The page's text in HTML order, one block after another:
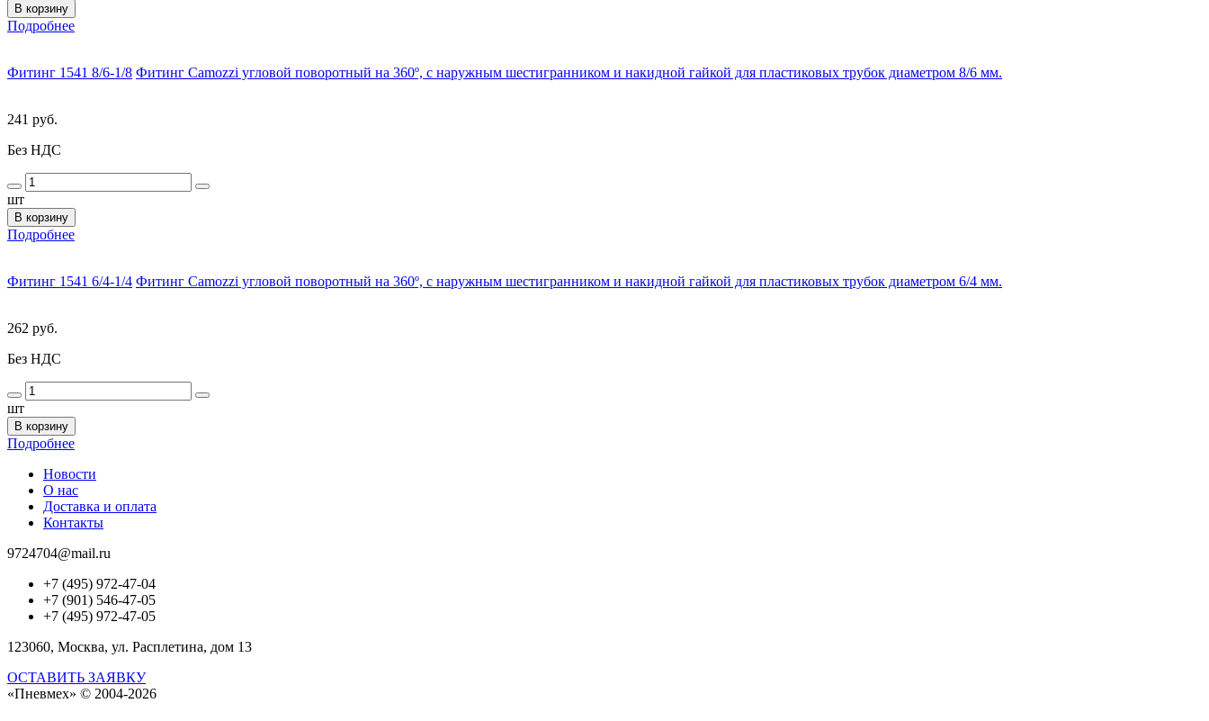
В корзину
Подробнее
Фитинг 1541 8/6-1/8 Фитинг Camozzi угловой поворотный на 360º, с наружным шестигранником и накидной гайкой для пластиковых трубок диаметром 8/6 мм.
241 руб.
Без НДС
шт
В корзину
Подробнее
Фитинг 1541 6/4-1/4 Фитинг Camozzi угловой поворотный на 360º, с наружным шестигранником и накидной гайкой для пластиковых трубок диаметром 6/4 мм.
262 руб.
Без НДС
шт
В корзину
Подробнее
Новости
О нас
Доставка и оплата
Контакты
9724704@mail.ru
+7 (495) 972-47-04
+7 (901) 546-47-05
+7 (495) 972-47-05
123060, Москва, ул. Расплетина, дом 13
ОСТАВИТЬ ЗАЯВКУ
«Пневмех» © 2004-2026